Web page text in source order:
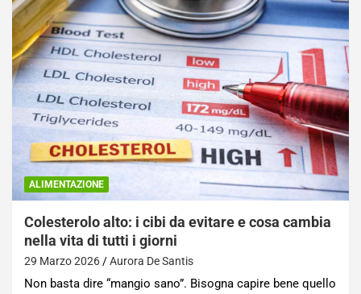
ALIMENTAZIONE
Colesterolo alto: i cibi da evitare e cosa cambia
nella vita di tutti i giorni
29 Marzo 2026 Aurora De Santis
Non basta dire “mangio sano”. Bisogna capire bene quello